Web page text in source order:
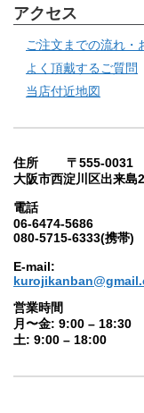
アクセス
ご注文までの流れ・
よく頂戴するご質問
当店付近地図
住所 〒555-0031
大阪市西淀川区出来島
電話
06-6474-5686
080-5715-6333(携帯)
E-mail:
営業時間
月〜金: 9:00 – 18:30
土: 9:00 – 18:00